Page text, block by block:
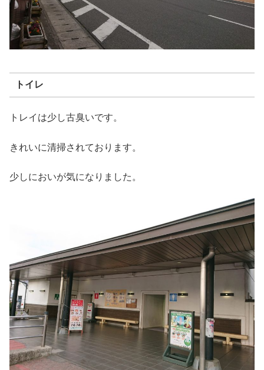
トイレ
トレイは少し古臭いです。
きれいに清掃されております。
少しにおいが気になりました。